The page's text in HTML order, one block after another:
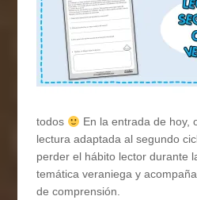
todos
En la entrada de hoy,
lectura adaptada al segundo
perder el hábito lector durante
temática veraniega y
de comprensión.